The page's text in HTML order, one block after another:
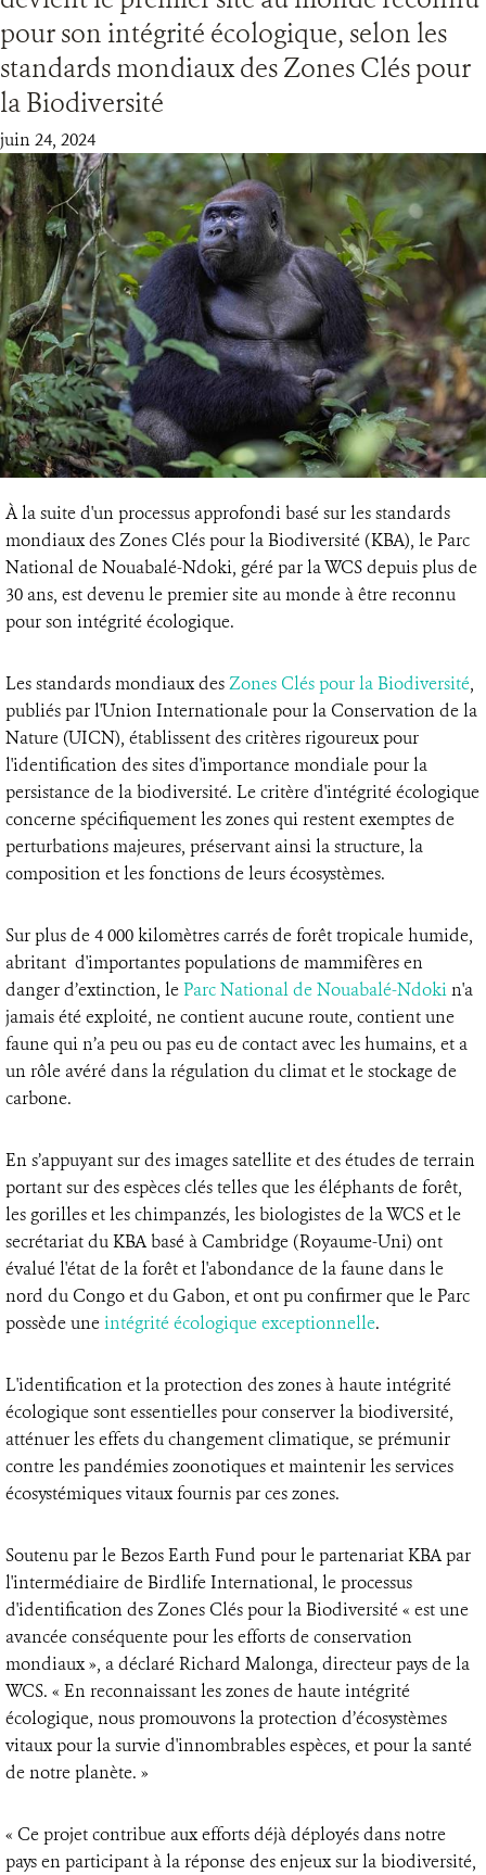
RESSOURCES
pour son intégrité écologique, selon les
standards mondiaux des Zones Clés pour
la Biodiversité
juin 24, 2024
À la suite d'un processus approfondi basé sur les standards
mondiaux des Zones Clés pour la Biodiversité (KBA), le Parc
National de Nouabalé-Ndoki, géré par la WCS depuis plus de
30 ans, est devenu le premier site au monde à être reconnu
pour son intégrité écologique.
Les standards mondiaux desZones Clés pour la Biodiversité,
publiés par l'Union Internationale pour la Conservation de la
Nature (UICN), établissent des critères rigoureux pour
l'identification des sites d'importance mondiale pour la
persistance de la biodiversité. Le critère d'intégrité écologique
concerne spécifiquement les zones qui restent exemptes de
perturbations majeures, préservant ainsi la structure, la
composition et les fonctions de leurs écosystèmes.
Sur plus de 4 000 kilomètres carrés de forêt tropicale humide,
abritant d'importantes populations de mammifères en
danger d’extinction, leParc National de Nouabalé-Ndokin'a
jamais été exploité, ne contient aucune route, contient une
faune qui n’a peu ou pas eu de contact avec les humains, et a
un rôle avéré dans la régulation du climat et le stockage de
carbone.
En s’appuyant sur des images satellite et des études de terrain
portant sur des espèces clés telles que les éléphants de forêt,
les gorilles et les chimpanzés, les biologistes de la WCS et le
secrétariat du KBA basé à Cambridge (Royaume-Uni) ont
évalué l'état de la forêt et l'abondance de la faune dans le
nord du Congo et du Gabon, et ont pu confirmer que le Parc
possède uneintégrité écologique exceptionnelle.
L'identification et la protection des zones à haute intégrité
écologique sont essentielles pour conserver la biodiversité,
atténuer les effets du changement climatique, se prémunir
contre les pandémies zoonotiques et maintenir les services
écosystémiques vitaux fournis par ces zones.
Soutenu par le Bezos Earth Fund pour le partenariat KBA par
l'intermédiaire de Birdlife International, le processus
d'identification des Zones Clés pour la Biodiversité « est une
avancée conséquente pour les efforts de conservation
mondiaux », a déclaré Richard Malonga, directeur pays de la
WCS. « En reconnaissant les zones de haute intégrité
écologique, nous promouvons la protection d’écosystèmes
vitaux pour la survie d'innombrables espèces, et pour la santé
de notre planète. »
« Ce projet contribue aux efforts déjà déployés dans notre
pays en participant à la réponse des enjeux sur la biodiversité,